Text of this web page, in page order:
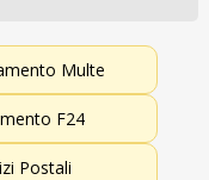
Multe
F24
Postali